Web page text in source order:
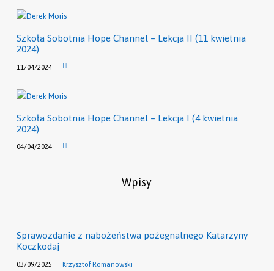
Szkoła Sobotnia Hope Channel – Lekcja II (11 kwietnia
2024)
11/04/2024
Szkoła Sobotnia Hope Channel – Lekcja I (4 kwietnia
2024)
04/04/2024
Wpisy
Sprawozdanie z nabożeństwa pożegnalnego Katarzyny
Koczkodaj
03/09/2025
Krzysztof Romanowski